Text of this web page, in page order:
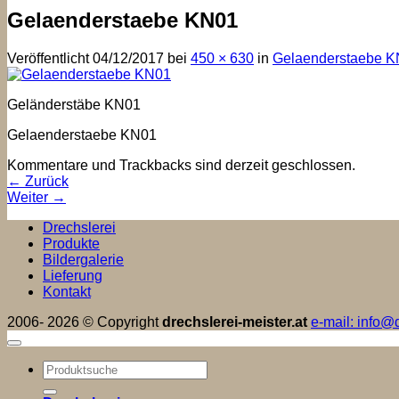
Gelaenderstaebe KN01
Veröffentlicht04/12/2017 bei 450 × 630 in Gelaenderstaebe
Geländerstäbe KN01
Gelaenderstaebe KN01
Kommentare und Trackbacks sind derzeit geschlossen.
← Zurück
Weiter →
Drechslerei
Produkte
Bildergalerie
Lieferung
Kontakt
2006- 2026 © Copyrightdrechslerei-meister.at e-mail:
Suchen
nach: